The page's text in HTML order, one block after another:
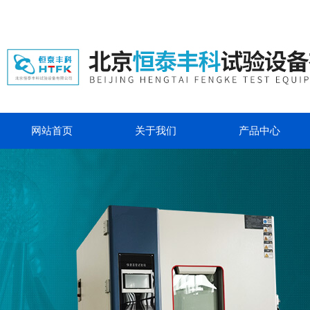
网站首页 关于我们 产品中心